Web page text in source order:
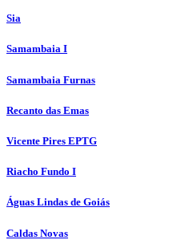
Sia
Samambaia I
Samambaia Furnas
Recanto das Emas
Vicente Pires EPTG
Riacho Fundo I
Águas Lindas de Goiás
Caldas Novas